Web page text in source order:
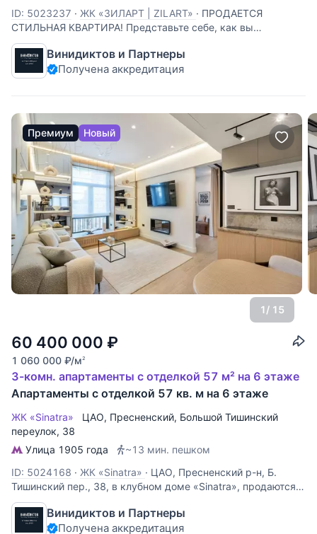
ID: 5023237 · ЖК «ЗИЛАРТ | ZILART» · ПРОДАЕТСЯ
СТИЛЬНАЯ КВАРТИРА! Представьте себе, как вы
просыпаетесь каждое утро в своей новой квартире, где
каждый день начинается с потрясающего вида на город,
который словно расстилается у ваших ног. Панорамное
Винидиктов и Партнеры
Получена аккредитация
Премиум Новый
1/ 15
60 400 000 ₽
1 060 000 ₽/м2
3-комн. апартаменты с отделкой 57 м² на 6 этаже
Апартаменты с отделкой 57 кв. м на 6 этаже
ЖК «Sinatra» ЦАО, Пресненский, Большой Тишинский
переулок, 38
Улица 1905 года
~13 мин. пешком
ID: 5024168 · ЖК «Sinatra» · ЦАО, Пресненский р-н, Б.
Тишинский пер., 38, в клубном доме «Sinatra», продаются
апартаменты, площадью 57 м2, этаж 6/7. Ремонт сделан в
2025 г., класс – премиум. Авторский проект «под ключ» от
лондонской дизайн-студии «Olga Ashby Interiors». Её
Винидиктов и Партнеры
Получена аккредитация